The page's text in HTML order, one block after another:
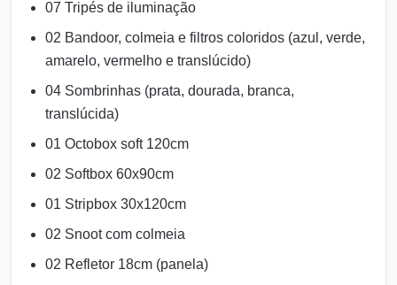
07 Tripés de iluminação
02 Bandoor, colmeia e filtros coloridos (azul, verde,
amarelo, vermelho e translúcido)
04 Sombrinhas (prata, dourada, branca,
translúcida)
01 Octobox soft 120cm
02 Softbox 60x90cm
01 Stripbox 30x120cm
02 Snoot com colmeia
02 Refletor 18cm (panela)